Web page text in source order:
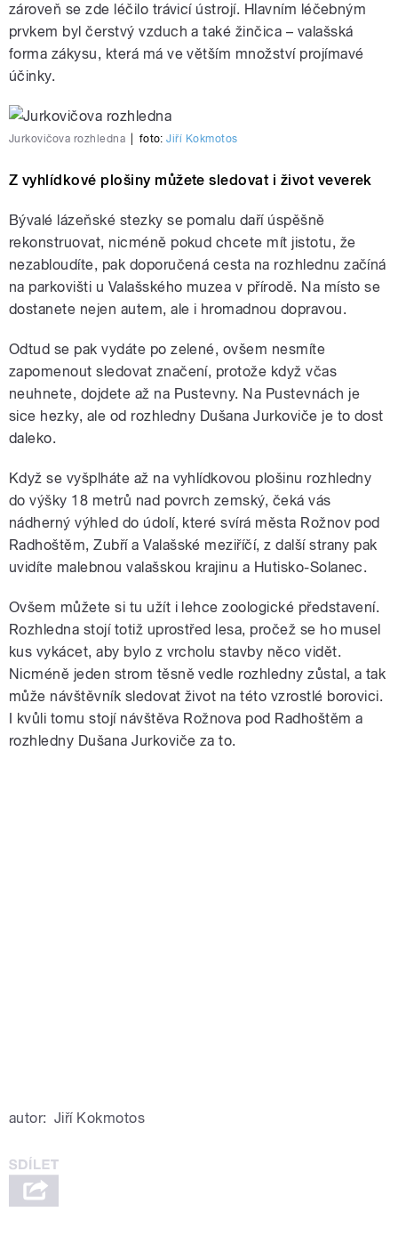
zároveň se zde léčilo trávicí ústrojí. Hlavním léčebným
prvkem byl čerstvý vzduch a také žinčica – valašská
forma zákysu, která má ve větším množství projímavé
účinky.
Jurkovičova rozhledna foto:Jiří Kokmotos
Z vyhlídkové plošiny můžete sledovat i život veverek
Bývalé lázeňské stezky se pomalu daří úspěšně
rekonstruovat, nicméně pokud chcete mít jistotu, že
nezabloudíte, pak doporučená cesta na rozhlednu začíná
na parkovišti u Valašského muzea v přírodě. Na místo se
dostanete nejen autem, ale i hromadnou dopravou.
Odtud se pak vydáte po zelené, ovšem nesmíte
zapomenout sledovat značení, protože když včas
neuhnete, dojdete až na Pustevny. Na Pustevnách je
sice hezky, ale od rozhledny Dušana Jurkoviče je to dost
daleko.
Když se vyšplháte až na vyhlídkovou plošinu rozhledny
do výšky 18 metrů nad povrch zemský, čeká vás
nádherný výhled do údolí, které svírá města Rožnov pod
Radhoštěm, Zubří a Valašské meziříčí, z další strany pak
uvidíte malebnou valašskou krajinu a Hutisko-Solanec.
Ovšem můžete si tu užít i lehce zoologické představení.
Rozhledna stojí totiž uprostřed lesa, pročež se ho musel
kus vykácet, aby bylo z vrcholu stavby něco vidět.
Nicméně jeden strom těsně vedle rozhledny zůstal, a tak
může návštěvník sledovat život na této vzrostlé borovici.
I kvůli tomu stojí návštěva Rožnova pod Radhoštěm a
rozhledny Dušana Jurkoviče za to.
autor: Jiří Kokmotos